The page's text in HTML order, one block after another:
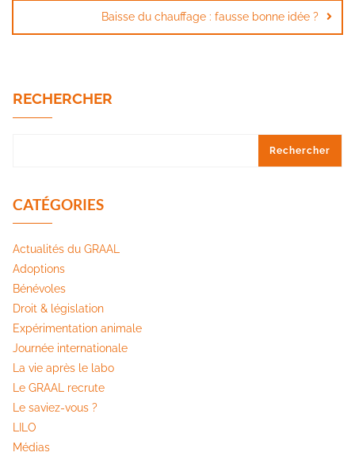
Baisse du chauffage : fausse bonne idée ?
RECHERCHER
Rechercher
CATÉGORIES
Actualités du GRAAL
Adoptions
Bénévoles
Droit & législation
Expérimentation animale
Journée internationale
La vie après le labo
Le GRAAL recrute
Le saviez-vous ?
LILO
Médias